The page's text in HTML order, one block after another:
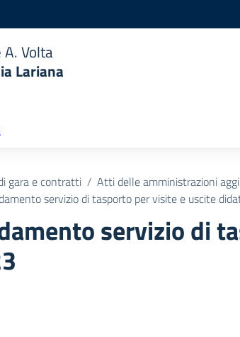
Volta
Lariana
gara e contratti
Atti delle amministrazioni
servizio di tasporto per visite e uscite
servizio di